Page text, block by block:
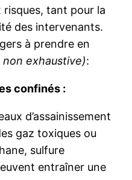
tant pour la
des intervenants.
à prendre en
exhaustive):
confinés :
d’assainissement
gaz toxiques ou
sulfure
entraîner une